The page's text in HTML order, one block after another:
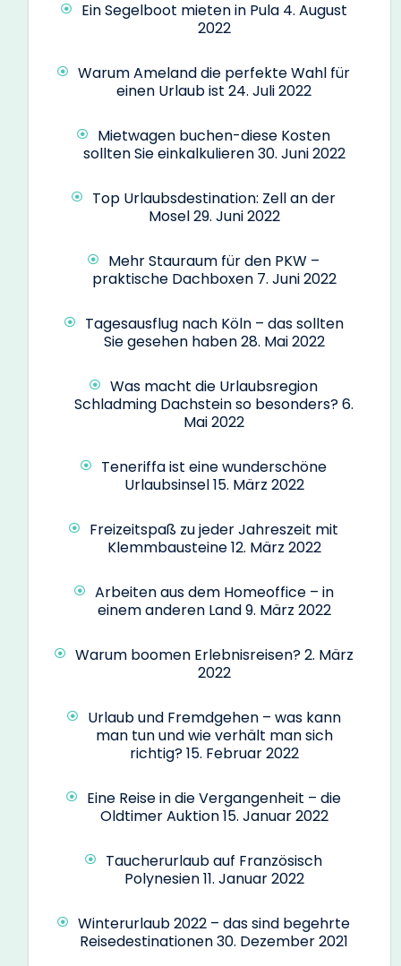
Ein Segelboot mieten in Pula 4. August
2022
Warum Ameland die perfekte Wahl für
einen Urlaub ist 24. Juli 2022
Mietwagen buchen-diese Kosten
sollten Sie einkalkulieren30. Juni 2022
Top Urlaubsdestination: Zell an der
Mosel29. Juni 2022
Mehr Stauraum für den PKW –
praktische Dachboxen 7. Juni 2022
Tagesausflug nach Köln – das sollten
Sie gesehen haben28. Mai 2022
Was macht die Urlaubsregion
Schladming Dachstein so besonders?6.
Mai 2022
Teneriffa ist eine wunderschöne
Urlaubsinsel15. März 2022
Freizeitspaß zu jeder Jahreszeit mit
Klemmbausteine12. März 2022
Arbeiten aus dem Homeoffice – in
einem anderen Land9. März 2022
Warum boomen Erlebnisreisen?2. März
2022
Urlaub und Fremdgehen – was kann
man tun und wie verhält man sich
richtig?15. Februar 2022
Eine Reise in die Vergangenheit – die
Oldtimer Auktion15. Januar 2022
Taucherurlaub auf Französisch
Polynesien11. Januar 2022
Winterurlaub 2022 – das sind begehrte
Reisedestinationen30. Dezember 2021